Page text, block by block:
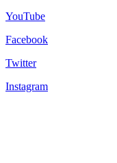
YouTube
Facebook
Twitter
Instagram